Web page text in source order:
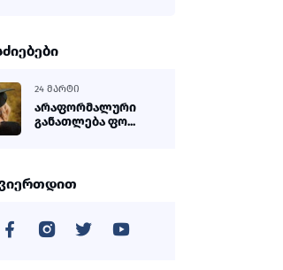
24 ᲛᲐᲠᲢᲘ
არაფორმალური
განათლება ფო...